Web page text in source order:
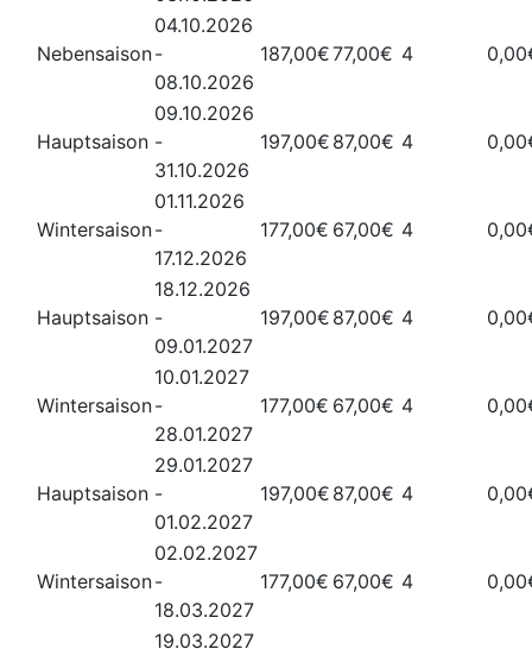
Nebensaison
04.10.2026
-
08.10.2026
187,00€77,00€ 4
Hauptsaison
09.10.2026
-
31.10.2026
197,00€ 87,00€ 4
Wintersaison
01.11.2026
-
17.12.2026
177,00€ 67,00€ 4
Hauptsaison
18.12.2026
-
09.01.2027
197,00€ 87,00€ 4
Wintersaison
10.01.2027
-
28.01.2027
177,00€ 67,00€ 4
Hauptsaison
29.01.2027
-
01.02.2027
197,00€ 87,00€ 4
Wintersaison
02.02.2027
-
18.03.2027
177,00€ 67,00€ 4
19.03.2027